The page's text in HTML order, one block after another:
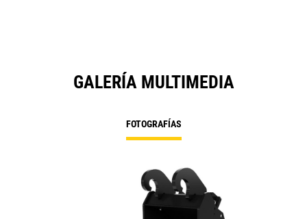
GALERÍA MULTIMEDIA
FOTOGRAFÍAS